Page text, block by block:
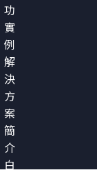
功
實
例
解
決
方
案
簡
介
白